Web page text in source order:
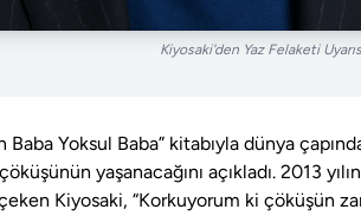
Kiyosaki'den Yaz Felaketi
Baba Yoksul Baba” kitabıyla dünya
yaşanacağını açıkladı. 2013
Kiyosaki, “Korkuyorum ki çöküşün